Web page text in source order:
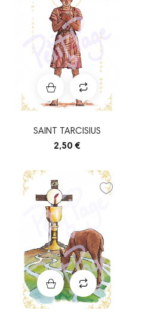
SAINT TARCISIUS
2,50 €